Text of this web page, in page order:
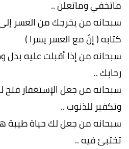
ماتخفي وماتعلن ..
سبحانه من يخرجك من العسر
كتابه ( إنّ مع العسر يسرا )
سبحانه من إذا أقبلت عليه
رحابك ..
سبحانه من جعل الإستغفار فتح
وتكفير للذنوب ..
سبحانه من جعل لك حياة طيبة
تختبئ فيه ..